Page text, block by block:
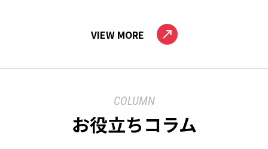
VIEW MORE
COLUMN
お役立ちコラム